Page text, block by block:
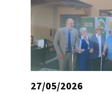
27/05/2026